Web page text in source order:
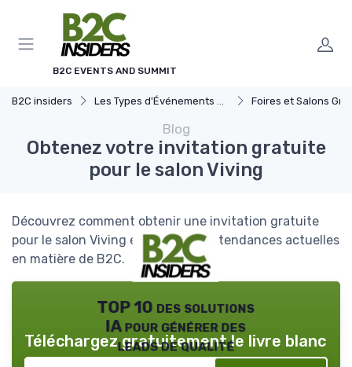
B2C EVENTS AND SUMMIT
B2C insiders Les Types d'Événements B2C Foires et Salons Grand
Blog
Obtenez votre invitation gratuite
pour le salon Viving
Découvrez comment obtenir une invitation gratuite
pour le salon Viving et explorez les tendances actuelles
en matière de B2C.
TOP 10 des solutions
IA pour générer des
leads de qualité
Téléchargez gratuitement le livre blanc
Panneau de gestion des cookies